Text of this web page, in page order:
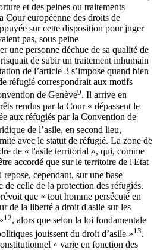
et des peines ou traitements
Cour européenne des droits de
sur cette disposition pour juger
pas, sous peine
une personne déchue de sa qualité de
de subir un traitement inhumain
de l’article 3 s’impose quand bien
réfugié correspondrait aux motifs
de Genève9. Il arrive en
rendus par la Cour « dépassent le
aux réfugiés par la Convention de
de l’asile, en second lieu,
avec le statut de réfugié. La zone de
de « l'asile territorial », qui, comme
accordé que sur le territoire de l'Etat
cependant, sur une base
celle de la protection des réfugiés.
que « tout homme persécuté en
de la liberté a droit d'asile sur les
12, alors que selon la loi fondamentale
jouissent du droit d’asile »13.
» varie en fonction des